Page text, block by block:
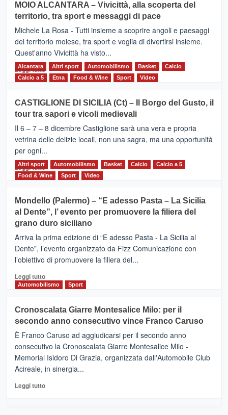
Torna
la
Supermaratona
dell’Etna
MOIO ALCANTARA – Vivicittà, alla scoperta del
territorio, tra sport e messaggi di pace
Michele La Rosa - Tutti insieme a scoprire angoli e paesaggi
del territorio moiese, tra sport e voglia di divertirsi insieme.
Quest'anno Vivicittà ha visto...
Leggi tutto Leggi
MOIO
ALCANTARA
–
Vivicittà,
alla
scoperta
del
territorio,
e
messaggi
di
Alcantara Altri sport Automobilismo Basket
Calcio
Calcio a 5
Etna Food & Wine Sport Video
CASTIGLIONE DI SICILIA (Ct) – Il Borgo del Gusto, il
tour tra sapori e vicoli medievali
Il 6 – 7 – 8 dicembre Castiglione sarà una vera e propria
vetrina delle delizie locali, non una sagra, ma una opportunità
per ogni...
Leggi tuttoLeggi
di
CASTIGLIONE
DI
SICILIA
(Ct)
–
Il
Borgo
Gusto,
il
tra
sapori
vicoli
medievali
Altri sport Automobilismo Basket Calcio
Calcio a 5
Food & Wine
Sport Video
Mondello (Palermo) – “E adesso Pasta – La Sicilia
al Dente”, l’ evento per promuovere la filiera del
grano duro siciliano
Arriva la prima edizione di “E adesso Pasta - La Sicilia al
Dente”, l’evento organizzato da Fizz Comunicazione con
l’obiettivo di promuovere la filiera del...
Leggi tuttoLeggi
di
Mondello
(Palermo)
–
“E
adesso
Pasta
–
Sicilia
Automobilismo Sport
Cronoscalata Giarre Montesalice Milo: per il
secondo anno consecutivo vince Franco Caruso
È Franco Caruso ad aggiudicarsi per il secondo anno
consecutivo la Cronoscalata Giarre Montesalice Milo -
Memorial Isidoro Di Grazia, organizzata dall'Automobile Club
Acireale, in sinergia...
Leggi tuttoLeggi